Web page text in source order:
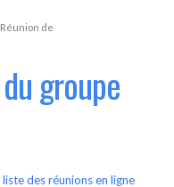
Réunion de
groupe
des réunions en ligne